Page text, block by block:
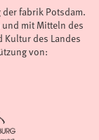
der fabrik Potsdam.
mit Mitteln des
des Landes
von: